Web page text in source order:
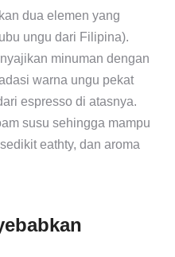
dua elemen yang
ungu dari Filipina).
minuman dengan
warna ungu pekat
espresso di atasnya.
susu sehingga mampu
eathty, dan aroma